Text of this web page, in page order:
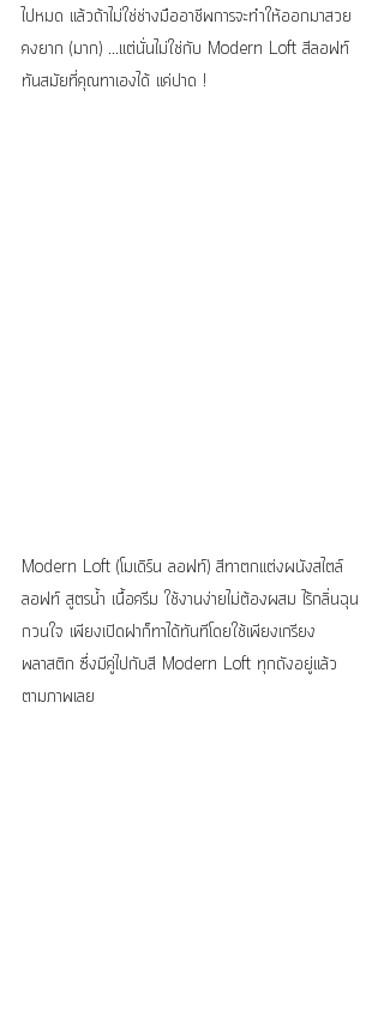
ไปหมด แล้วถ้าไม่ใช่ช่างมืออาชีพการจะทำให้ออกมาสวย
คงยาก (มาก) ...แต่นั่นไม่ใช่กับ Modern Loft สีลอฟท์
ทันสมัยที่คุณทาเองได้ แค่ปาด !
Modern Loft (โมเดิร์น ลอฟท์) สีทาตกแต่งผนังสไตล์
ลอฟท์ สูตรน้ำ เนื้อครีม ใช้งานง่ายไม่ต้องผสม ไร้กลิ่นฉุน
กวนใจ เพียงเปิดฝาก็ทาได้ทันทีโดยใช้เพียงเกรียง
พลาสติก ซึ่งมีคู่ไปกับสี Modern Loft ทุกถังอยู่แล้ว
ตามภาพเลย